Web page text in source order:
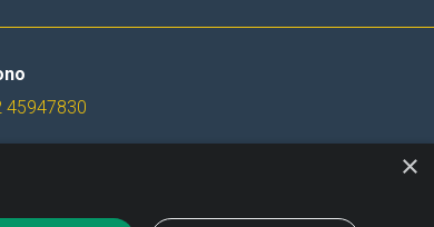
45947830
×